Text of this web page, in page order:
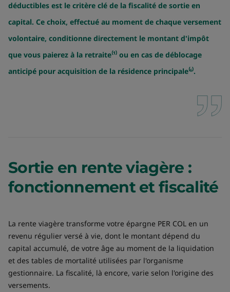
déductibles est le critère clé de la fiscalité de sortie en
capital. Ce choix, effectué au moment de chaque versement
volontaire, conditionne directement le montant d'impôt
que vous paierez à la retraite⁽¹⁾ ou en cas de déblocage
anticipé pour acquisition de la résidence principale⁽⁶⁾.
Sortie en rente viagère :
fonctionnement et fiscalité
La rente viagère transforme votre épargne PER COL en un
revenu régulier versé à vie, dont le montant dépend du
capital accumulé, de votre âge au moment de la liquidation
et des tables de mortalité utilisées par l'organisme
gestionnaire. La fiscalité, là encore, varie selon l'origine des
versements.